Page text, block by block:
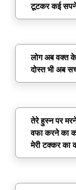
टूटकर कई
लोग अब वक्त
दोस्त भी अब
तेरे हुस्न पर
वफा करने का
मेरी टक्कर का